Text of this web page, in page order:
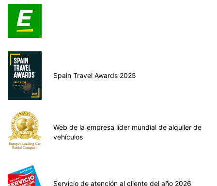
Spain Travel Awards 2025
Web de la empresa líder mundial de alquiler de
vehículos
Servicio de atención al cliente del año 2026